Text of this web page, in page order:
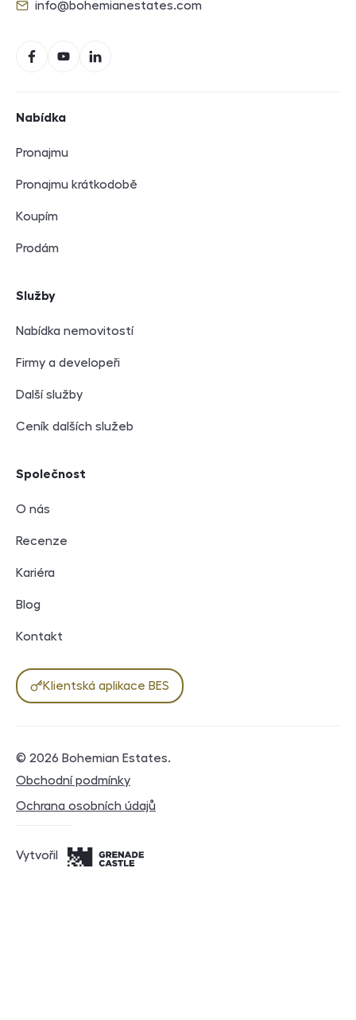
E-mail
info@bohemianestates.com
FacebookYouTubeLinkedIn
Nabídka
Pronajmu
Pronajmu krátkodobě
Koupím
Prodám
Služby
Nabídka nemovitostí
Firmy a developeři
Další služby
Ceník dalších služeb
Společnost
O nás
Recenze
Kariéra
Blog
Kontakt
Klientská aplikace BES
© 2026 Bohemian Estates.
Právní dokumenty
Obchodní podmínky
Ochrana osobních údajů
Vytvořil